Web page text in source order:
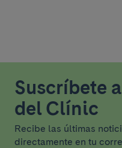
Suscríbete
del Clínic
Recibe las últimas
directamente en tu